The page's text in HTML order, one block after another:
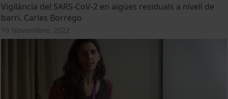
Vigilància del SARS-CoV-2 en aigües residuals a nivell de
barri. Carles Borrego
10 Noviembre, 2022